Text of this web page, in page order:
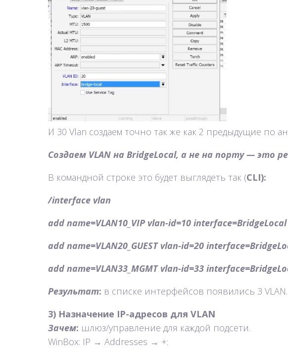
И 30 Vlan создаем точно так же как 2 предыдущие по
Создаем VLAN на BridgeLocal, а не на порту — это
В командной строке это будет выглядеть так (CLI):
/interface vlan
add name=VLAN10_VIP vlan-id=10 interface=BridgeLocal
add name=VLAN20_GUEST vlan-id=20
add name=VLAN33_MGMT vlan-id=33
Результат: в списке интерфейсов появились 3 VLAN.
3) Назначение IP-адресов для VLAN
Зачем: шлюз/управление для каждой подсети.
WinBox: IP → Addresses → +: